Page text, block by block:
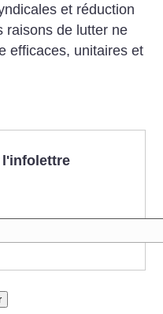
et réduction
raisons de lutter ne
efficaces, unitaires et
l'infolettre